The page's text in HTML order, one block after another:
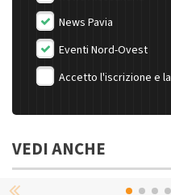
News Pavia
Eventi Nord-Ovest
Accetto l'iscrizione e la
VEDI ANCHE